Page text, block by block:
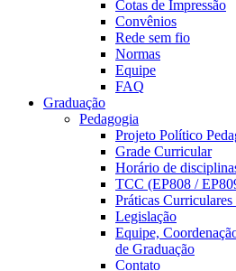
Cotas de Impressão
Convênios
Rede sem fio
Normas
Equipe
FAQ
Graduação
Pedagogia
Projeto Político
Grade Curricular
Horário de
TCC (EP808 /
Práticas
Legislação
Equipe,
de Graduação
Contato